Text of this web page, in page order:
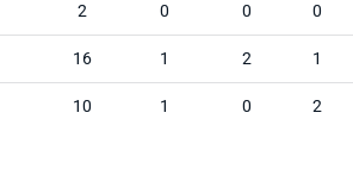
2 0 0 0
16 1 2 1
10 1 0 2